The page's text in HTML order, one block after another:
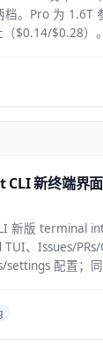
档。Pro 为 1.6T
$0.14/$0.28）
新终端界
新版 terminal
、Issues/
settings 配置；